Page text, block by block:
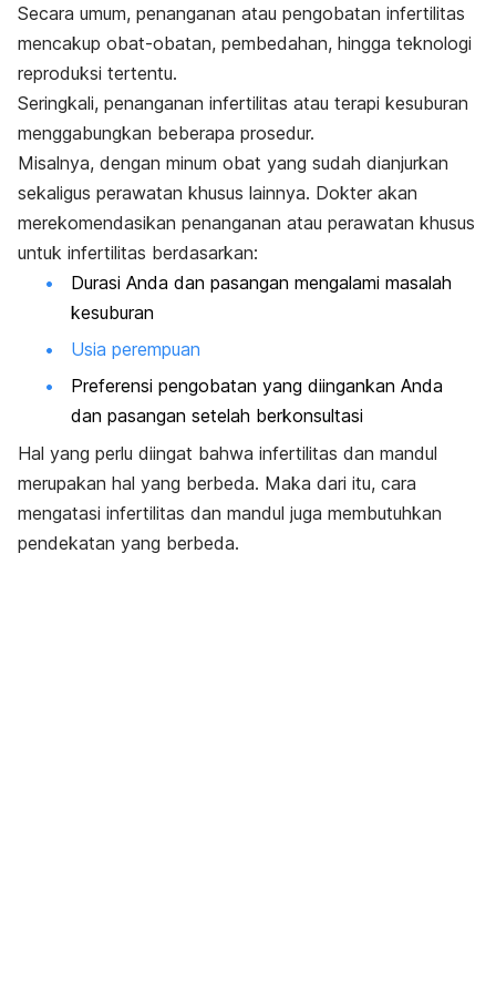
Secara umum, penanganan atau pengobatan infertilitas
mencakup obat-obatan, pembedahan, hingga teknologi
reproduksi tertentu.
Seringkali, penanganan infertilitas atau terapi kesuburan
menggabungkan beberapa prosedur.
Misalnya, dengan minum obat yang sudah dianjurkan
sekaligus perawatan khusus lainnya. Dokter akan
merekomendasikan penanganan atau perawatan khusus
untuk infertilitas berdasarkan:
Durasi Anda dan pasangan mengalami masalah
kesuburan
Usia perempuan
Preferensi pengobatan yang diingankan Anda
dan pasangan setelah berkonsultasi
Hal yang perlu diingat bahwa infertilitas dan mandul
merupakan hal yang berbeda. Maka dari itu, cara
mengatasi infertilitas dan mandul juga membutuhkan
pendekatan yang berbeda.